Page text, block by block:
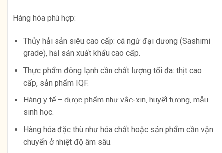
Hàng hóa phù hợp:
Thủy hải sản siêu cao cấp: cá ngừ đại dương (Sashimi
grade), hải sản xuất khẩu cao cấp.
Thực phẩm đông lạnh cần chất lượng tối đa: thịt cao
cấp, sản phẩm IQF.
Hàng y tế – dược phẩm như vắc-xin, huyết tương, mẫu
sinh học.
Hàng hóa đặc thù như hóa chất hoặc sản phẩm cần vận
chuyển ở nhiệt độ âm sâu.